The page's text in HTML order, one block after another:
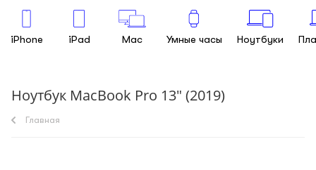
iPhone iPad Mac Умные часы Ноутбуки
Ноутбук MacBook Pro 13" (2019)
Главная